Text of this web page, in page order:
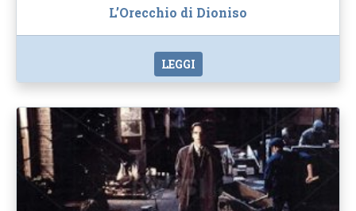
L’Orecchio di Dioniso
LEGGI